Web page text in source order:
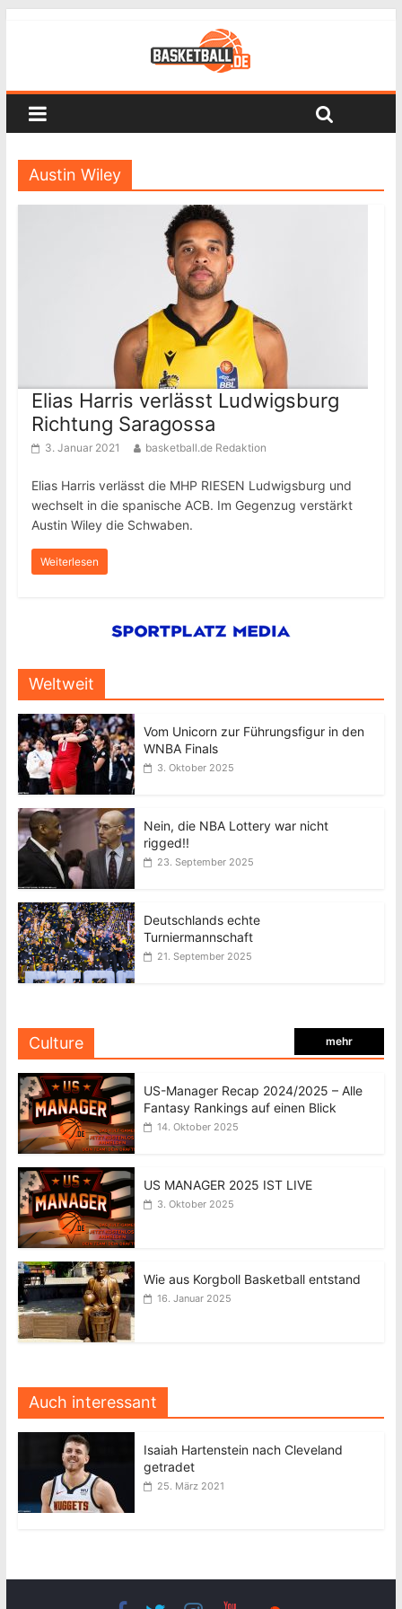
Austin Wiley
Elias Harris verlässt Ludwigsburg
Richtung Saragossa
3. Januar 2021 basketball.de Redaktion
Elias Harris verlässt die MHP RIESEN Ludwigsburg und
wechselt in die spanische ACB. Im Gegenzug verstärkt
Austin Wiley die Schwaben.
Weiterlesen
Weltweit
Vom Unicorn zur Führungsfigur in den
WNBA Finals
3. Oktober 2025
Nein, die NBA Lottery war nicht
rigged!!
23. September 2025
Deutschlands echte
Turniermannschaft
21. September 2025
Culture mehr
US-Manager Recap 2024/2025 – Alle
Fantasy Rankings auf einen Blick
14. Oktober 2025
US MANAGER 2025 IST LIVE
3. Oktober 2025
Wie aus Korgboll Basketball entstand
16. Januar 2025
Auch interessant
Isaiah Hartenstein nach Cleveland
getradet
25. März 2021